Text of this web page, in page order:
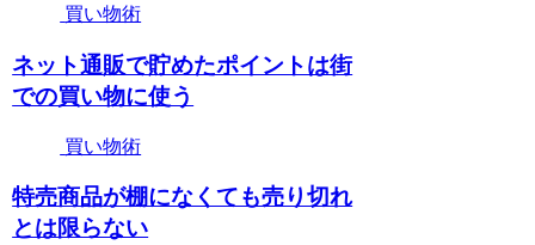
買い物術
ネット通販で貯めたポイントは街
での買い物に使う
買い物術
特売商品が棚になくても売り切れ
とは限らない